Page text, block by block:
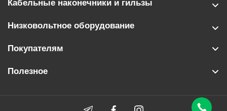
Кабельные наконечники и гильзы
Низковольтное оборудование
Покупателям
Полезное